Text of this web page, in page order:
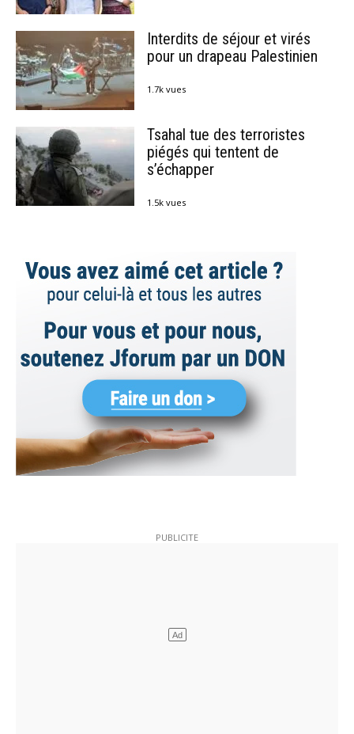
Interdits de séjour et virés
pour un drapeau Palestinien
1.7k vues
Tsahal tue des terroristes
piégés qui tentent de
s’échapper
1.5k vues